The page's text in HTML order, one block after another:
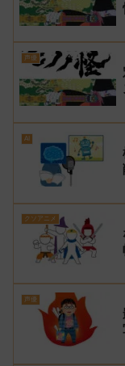
声優
AI
クソアニメ
声優